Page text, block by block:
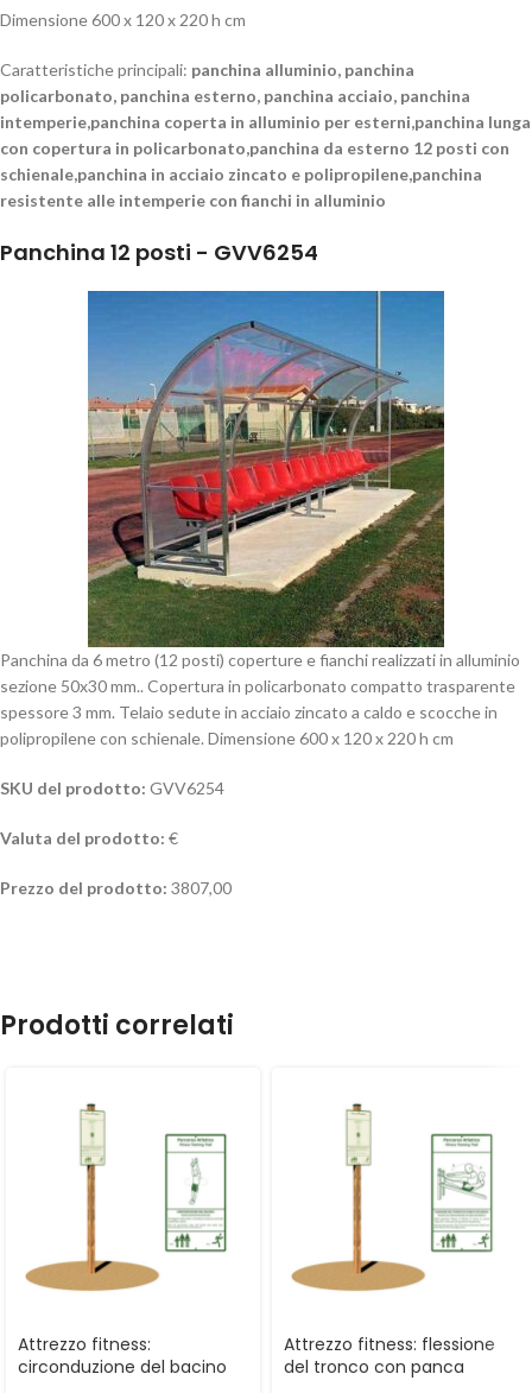
Dimensione 600 x 120 x 220 h cm
Caratteristiche principali: panchina alluminio, panchina
policarbonato, panchina esterno, panchina acciaio, panchina
intemperie,panchina coperta in alluminio per esterni,panchina lunga
con copertura in policarbonato,panchina da esterno 12 posti con
schienale,panchina in acciaio zincato e polipropilene,panchina
resistente alle intemperie con fianchi in alluminio
Panchina 12 posti - GVV6254
Panchina da 6 metro (12 posti) coperture e fianchi realizzati in alluminio
sezione 50x30 mm.. Copertura in policarbonato compatto trasparente
spessore 3 mm. Telaio sedute in acciaio zincato a caldo e scocche in
polipropilene con schienale. Dimensione 600 x 120 x 220 h cm
SKU del prodotto: GVV6254
Valuta del prodotto: €
Prezzo del prodotto: 3807,00
Prodotti correlati
Attrezzo fitness:
circonduzione del bacino
Attrezzo fitness: flessione
del tronco con panca